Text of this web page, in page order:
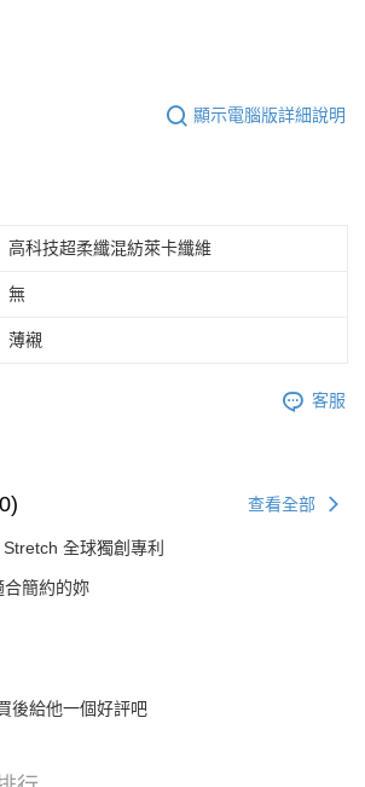
顯示電腦版詳細說明
高科技超柔纖混紡萊卡纖維
無
薄襯
客服
查看全部
全球獨創專利
簡約的妳
後給他一個好評吧